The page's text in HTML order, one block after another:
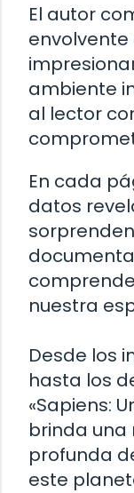
El autor
envolvente
ambiente
al lector
En cada
datos
nuestra
Desde los
hasta los
«Sapiens:
brinda
profunda
este